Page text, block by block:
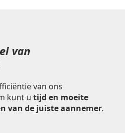
van
van ons
kunt u tijd en moeite
van de juiste aannemer.